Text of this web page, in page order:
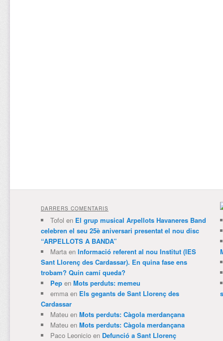
DARRERS COMENTARIS
Tofol en El grup musical Arpellots Havaneres Band
celebren el seu 25è aniversari presentat el nou disc
“ARPELLOTS A BANDA”
Martaen Informació referent al nou Institut (IES
Sant Llorenç des Cardassar). En quina fase ens
trobam? Quin camí queda?
Pepen Mots perduts: memeu
emmaen Els gegants de Sant Llorenç des
Cardassar
Mateuen Mots perduts: Càgola merdançana
Mateuen Mots perduts: Càgola merdançana
Paco Leonicioen Defunció a Sant Llorenç